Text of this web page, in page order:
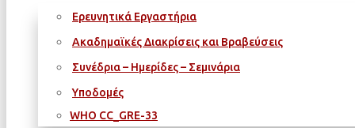
Ερευνητικά Εργαστήρια
Ακαδημαϊκές Διακρίσεις και Βραβεύσεις
Συνέδρια – Ημερίδες – Σεμινάρια
Υποδομές
WΗΟ CC_GRE-33